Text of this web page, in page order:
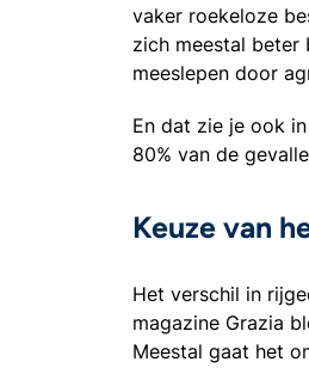
vaker roekeloze
zich meestal beter
meeslepen door
En dat zie je ook
80% van de
Keuze van
Het verschil in
magazine Grazia
Meestal gaat het